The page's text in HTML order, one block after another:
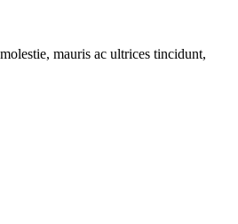
mauris ac ultrices tincidunt,